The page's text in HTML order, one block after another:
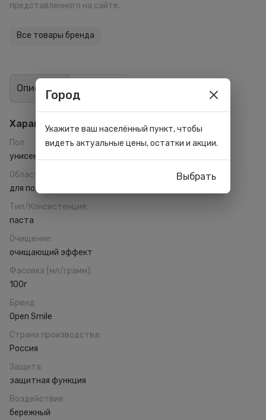
представленного на сайте.
Все товары бренда
Описание
Характеристики
Пол:
унисекс
Область применения
для полости рта
Тип/Консистенция:
паста
Очищение:
очищающий эффект
Фасовка (мл/грамм):
100г
Бренд:
Open Smile
Страна производства:
Россия
Защита:
защитная функция
Воздействие:
бережный
Город
Укажите ваш населённый пункт, чтобы
видеть актуальные цены, остатки и акции.
Выбрать